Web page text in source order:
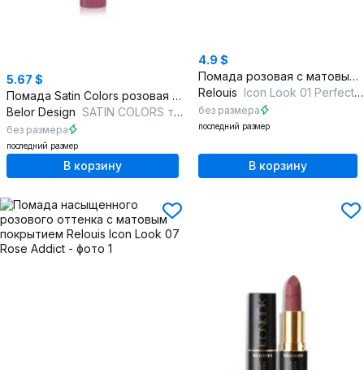
5.67 $
Помада Satin Colors розовая с длительным стойким цветом
Belor Design SATIN COLORS тон 2 лиловый
без размера
последний размер
В корзину
4.9 $
Помада розовая с матовым финишем и ухаживающей текстурой
Relouis Icon Look 01 Perfect Nude
без размера
последний размер
В корзину